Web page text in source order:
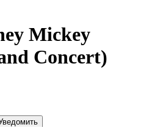
Mickey
Concert)